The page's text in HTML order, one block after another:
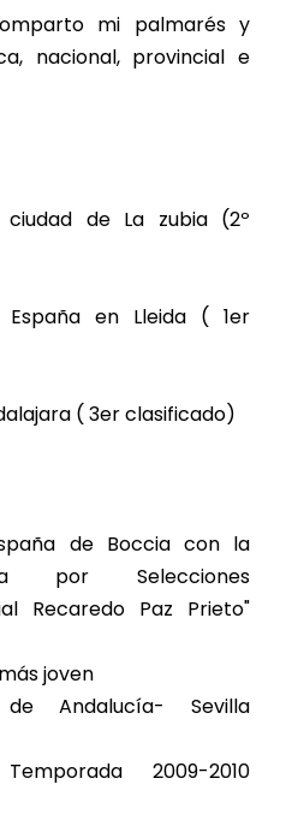
mi palmarés y
nacional, provincial e
de La zubia (2º
en Lleida ( 1er
( 3er clasificado)
de Boccia con la
por Selecciones
Recaredo Paz Prieto"
joven
Andalucía- Sevilla
2009-2010